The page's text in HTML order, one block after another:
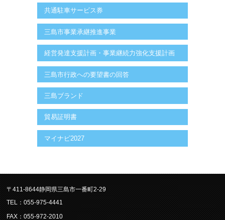
共通駐車サービス券
三島市事業承継推進事業
経営発達支援計画・事業継続力強化支援計画
三島市行政への要望書の回答
三島ブランド
貿易証明書
マイナビ2027
〒411-8644静岡県三島市一番町2-29
TEL：055-975-4441
FAX：055-972-2010